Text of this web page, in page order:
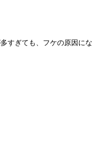
すぎても、フケの原因にな